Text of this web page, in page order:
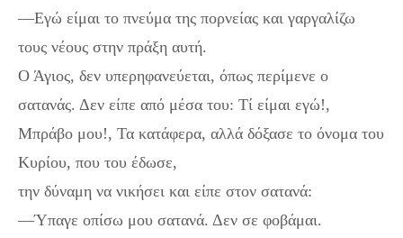
—Εγώ είμαι το πνεύμα της πορνείας και γαργαλίζω
τους νέους στην πράξη αυτή.
Ο Άγιος, δεν υπερηφανεύεται, όπως περίμενε ο
σατανάς. Δεν είπε από μέσα του: Τί είμαι εγώ!,
Μπράβο μου!, Τα κατάφερα, αλλά δόξασε το όνομα του
Κυρίου, που του έδωσε,
την δύναμη να νικήσει και είπε στον σατανά:
—Ύπαγε οπίσω μου σατανά. Δεν σε φοβάμαι.